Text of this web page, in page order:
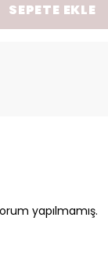
SEPETE EKLE
yapılmamış.